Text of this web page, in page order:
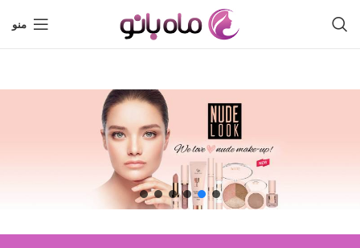
منو